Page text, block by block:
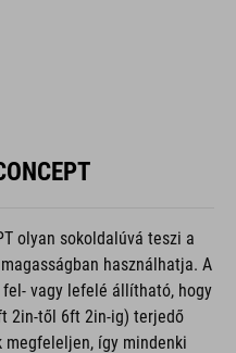
olyan sokoldalúvá teszi a
használhatja. A
vagy lefelé állítható, hogy
2in-től 6ft 2in-ig) terjedő
megfeleljen, így mindenki